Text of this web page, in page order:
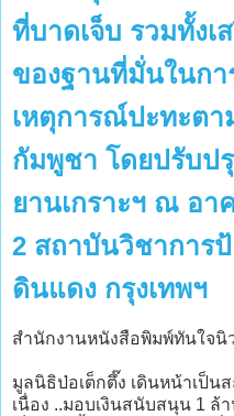
ที่บาดเจ็บ รวมทั้งเ
ของฐานที่มั่นในกา
เหตุการณ์ปะทะต
กัมพูชา โดยปรับป
ยานเกราะฯ ณ อา
2 สถาบันวิชาการ
ดินแดง กรุงเทพฯ
สำนักงานหนังสือพิมพ์ทันใจนิ
มูลนิธิป่อเต็กตึ๊ง เดินหน้าเป็น
เนื่อง ..มอบเงินสนับสนุน 1 ล้